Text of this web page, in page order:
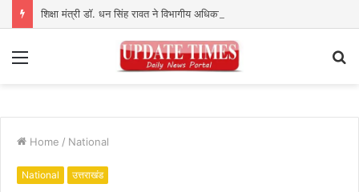
शिक्षा मंत्री डॉ. धन सिंह रावत ने विभागीय अधिकारियों के साथ की समीक्षा बैठक
Home / National
National उत्तराखंड